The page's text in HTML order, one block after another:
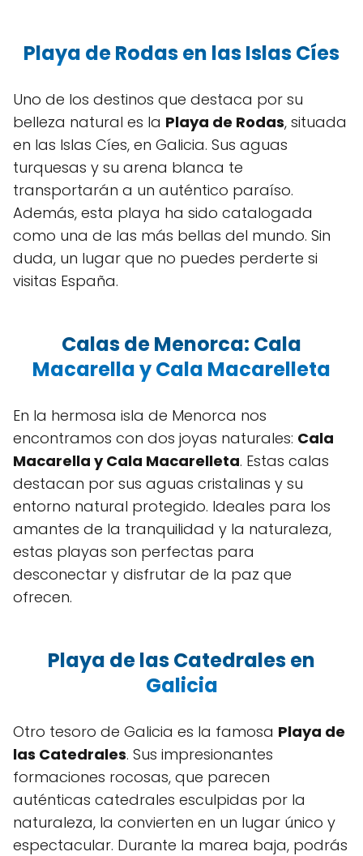
Playa de Rodas en las Islas Cíes
Uno de los destinos que destaca por su
belleza natural es la Playa de Rodas, situada
en las Islas Cíes, en Galicia. Sus aguas
turquesas y su arena blanca te
transportarán a un auténtico paraíso.
Además, esta playa ha sido catalogada
como una de las más bellas del mundo. Sin
duda, un lugar que no puedes perderte si
visitas España.
Calas de Menorca: Cala
Macarella y Cala Macarelleta
En la hermosa isla de Menorca nos
encontramos con dos joyas naturales: Cala
Macarella y Cala Macarelleta. Estas calas
destacan por sus aguas cristalinas y su
entorno natural protegido. Ideales para los
amantes de la tranquilidad y la naturaleza,
estas playas son perfectas para
desconectar y disfrutar de la paz que
ofrecen.
Playa de las Catedrales en
Galicia
Otro tesoro de Galicia es la famosa Playa de
las Catedrales. Sus impresionantes
formaciones rocosas, que parecen
auténticas catedrales esculpidas por la
naturaleza, la convierten en un lugar único y
espectacular. Durante la marea baja, podrás